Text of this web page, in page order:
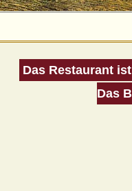
Das Restaurant
Das